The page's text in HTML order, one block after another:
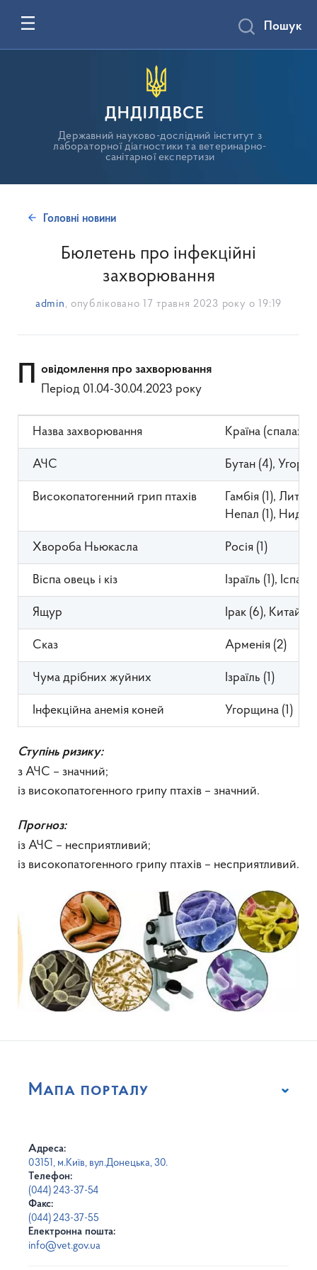
ДНДІЛДВСЕ
Державний науково-дослідний інститут з
лабораторної діагностики та ветеринарно-
санітарної експертизи
Пошук
Головні новини
Бюлетень про інфекційні
захворювання
admin , опубліковано 17 травня 2023 року о 19:19
П овідомлення про захворювання
Період 01.04-30.04.2023 року
Назва захворювання Країна (спалахів)
АЧС Бутан (4),
Високопатогенний грип птахів
Гамбія (1), Литва
Непал (1),
Хвороба Ньюкасла Росія (1)
Віспа овець і кіз Ізраїль (1),
Ящур Ірак (6), Китай
Сказ Арменія (2)
Чума дрібних жуйних Ізраїль (1)
Інфекційна анемія коней Угорщина (1)
Ступінь ризику:
з АЧС – значний;
із високопатогенного грипу птахів – значний.
Прогноз:
із АЧС – несприятливий;
із високопатогенного грипу птахів – несприятливий.
Мапа порталу
Адреса:
03151, м.Київ, вул.Донецька, 30.
Телефон:
(044) 243-37-54
Факс:
(044) 243-37-55
Електронна пошта:
info@vet.gov.ua